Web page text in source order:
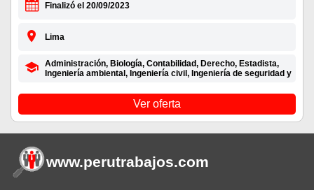
Finalizó el 20/09/2023
Lima
Administración, Biología, Contabilidad, Derecho, Estadista,
Ingeniería ambiental, Ingeniería civil, Ingeniería de seguridad y
Ver oferta
www.perutrabajos.com